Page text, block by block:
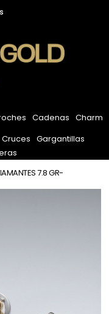
Cadenas Charm
Cruces Gargantillas
7.8 GR-